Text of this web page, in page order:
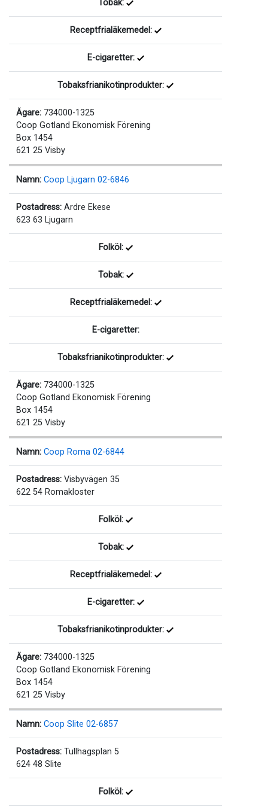
Tobak:
Receptfrialäkemedel:
E-cigaretter:
Tobaksfrianikotinprodukter:
Ägare: 734000-1325
Coop Gotland Ekonomisk Förening
Box 1454
621 25 Visby
Namn: Coop Ljugarn 02-6846
Postadress: Ardre Ekese
623 63 Ljugarn
Folköl:
Tobak:
Receptfrialäkemedel:
E-cigaretter:
Tobaksfrianikotinprodukter:
Ägare: 734000-1325
Coop Gotland Ekonomisk Förening
Box 1454
621 25 Visby
Namn: Coop Roma 02-6844
Postadress: Visbyvägen 35
622 54 Romakloster
Folköl:
Tobak:
Receptfrialäkemedel:
E-cigaretter:
Tobaksfrianikotinprodukter:
Ägare: 734000-1325
Coop Gotland Ekonomisk Förening
Box 1454
621 25 Visby
Namn: Coop Slite 02-6857
Postadress: Tullhagsplan 5
624 48 Slite
Folköl: